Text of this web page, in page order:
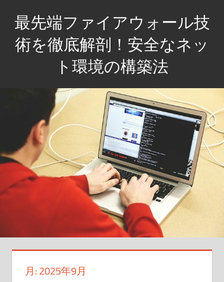
最先端ファイアウォール技
術を徹底解剖！安全なネッ
ト環境の構築法
ッ
ト
イ
月:2025年9月